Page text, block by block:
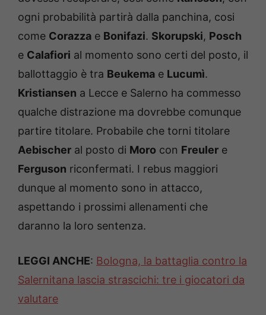
ogni probabilità partirà dalla panchina, cosi
come Corazza e Bonifazi. Skorupski, Posch
e Calafiori al momento sono certi del posto, il
ballottaggio è tra Beukema e Lucumì.
Kristiansen a Lecce e Salerno ha commesso
qualche distrazione ma dovrebbe comunque
partire titolare. Probabile che torni titolare
Aebischer al posto di Moro con Freuler e
Ferguson riconfermati. I rebus maggiori
dunque al momento sono in attacco,
aspettando i prossimi allenamenti che
daranno la loro sentenza.
LEGGI ANCHE: Bologna, la battaglia contro la
Salernitana lascia strascichi: tre i giocatori da
valutare